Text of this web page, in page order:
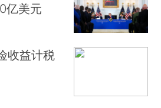
亿美元
收益计税